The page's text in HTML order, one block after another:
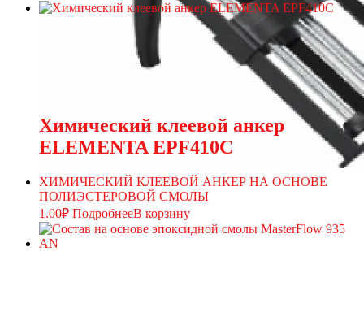
Химический клеевой анкер
ELEMENTA EPF410C
ХИМИЧЕСКИЙ КЛЕЕВОЙ АНКЕР НА ОСНОВЕ
ПОЛИЭСТЕРОВОЙ СМОЛЫ
1.00₽ ПодробнееВ корзину